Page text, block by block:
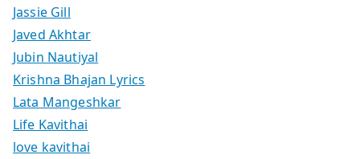
Jassie Gill
Javed Akhtar
Jubin Nautiyal
Krishna Bhajan Lyrics
Lata Mangeshkar
Life Kavithai
love kavithai